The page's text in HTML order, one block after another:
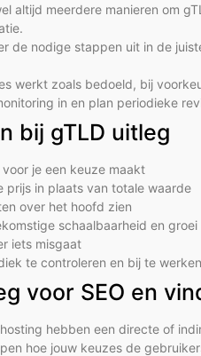
altijd meerdere manieren om
de nodige stappen uit in de
werkt zoals bedoeld, bij
in en plan periodieke
bij gTLD uitleg
je een keuze maakt
prijs in plaats van totale waarde
over het hoofd zien
schaalbaarheid en groei
iets misgaat
te controleren en bij te werken
voor SEO en
hebben een directe of
hoe jouw keuzes de